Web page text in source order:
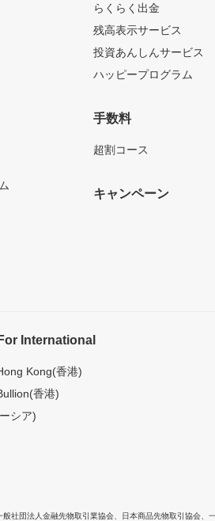
らくらく出金
残高表示サービス
投資あんしんサービス
ハッピープログラム
手数料
超割コース
キャンペーン
International
Kong(香港)
香港)
シア)
般社団法人金融先物取引業協会 日本商品先物取引協会